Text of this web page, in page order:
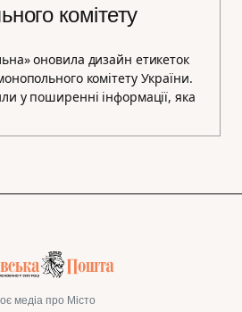
комітету
оновила дизайн етикеток
комітету України.
у поширенні інформації, яка
медіа про Місто